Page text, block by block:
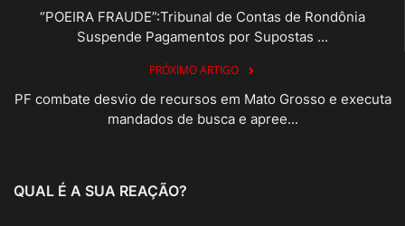
“POEIRA FRAUDE”:Tribunal de Contas de Rondônia
Suspende Pagamentos por Supostas ...
PRÓXIMO ARTIGO
PF combate desvio de recursos em Mato Grosso e executa
mandados de busca e apree...
QUAL É A SUA REAÇÃO?